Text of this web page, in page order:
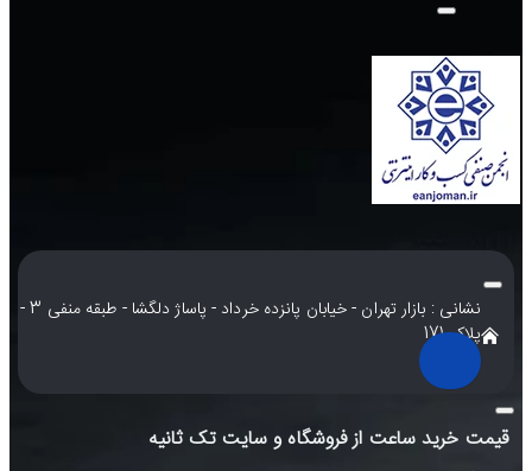
نشانی : بازار تهران - خیابان پانزده خرداد - پاساژ دلگشا - طبقه منفی 3 -
پلاک 171
قیمت خرید ساعت از فروشگاه و سایت تک ثانیه